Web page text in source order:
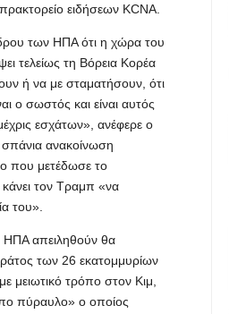
ειδήσεων KCNA.
των ΗΠΑ ότι η χώρα του
τελείως τη Βόρεια Κορέα
ή να με σταματήσουν, ότι
ο σωστός και είναι αυτός
εσχάτων», ανέφερε ο
σπάνια ανακοίνωση
που μετέδωσε το
τον Τραμπ «να
του».
ΗΠΑ απειληθούν θα
των 26 εκατομμυρίων
τρόπο στον Κιμ,
πύραυλο» ο οποίος